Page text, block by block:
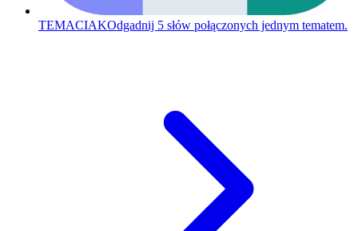
TEMACIAKOdgadnij 5 słów połączonych jednym tematem.